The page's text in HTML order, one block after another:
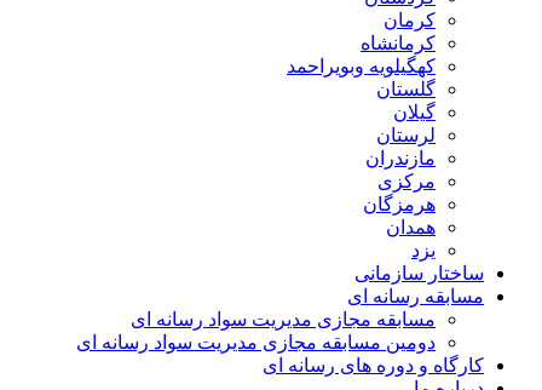
کرمان
کرمانشاه
کهگیلویه وبویراحمد
گلستان
گیلان
لرستان
مازندران
مرکزی
هرمزگان
همدان
یزد
ساختار سازمانی
مسابقه رسانه ای
مسابقه مجازی مدیریت سواد رسانه ای
دومین مسابقه مجازی مدیریت سواد رسانه ای
کارگاه و دوره های رسانه ای